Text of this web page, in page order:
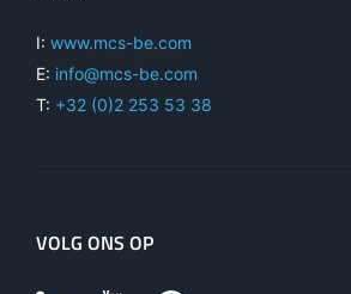
I: www.mcs-be.com
E: info@mcs-be.com
T: +32 (0)2 253 53 38
VOLG ONS OP